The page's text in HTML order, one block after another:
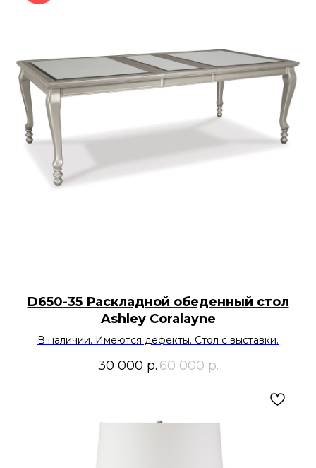
D650-35 Раскладной обеденный стол
Ashley Coralayne
В наличии. Имеются дефекты. Стол с выставки.
30 000 р.60 000 р.